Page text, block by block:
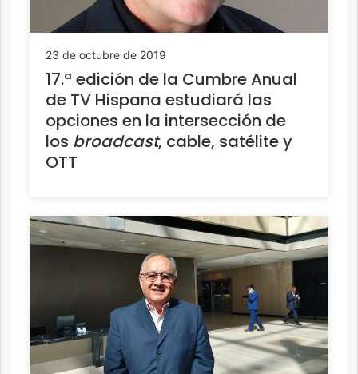
23 de octubre de 2019
17.ª edición de la Cumbre Anual
de TV Hispana estudiará las
opciones en la intersección de
los broadcast, cable, satélite y
OTT